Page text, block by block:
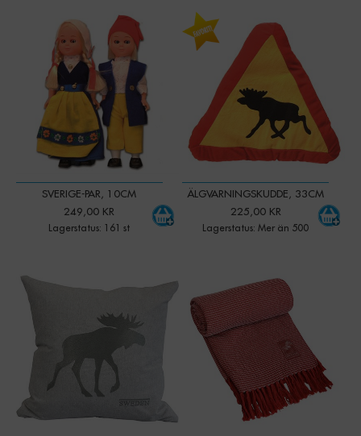
SVERIGE-PAR, 10CM
249,00 KR
Lagerstatus: 161 st
-
ÄLGVARNINGSKUDDE, 33CM
225,00 KR
Lagerstatus: Mer än 500
Qty: +
Qty: +